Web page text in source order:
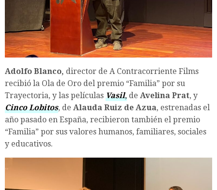
Adolfo Blanco, director de A Contracorriente Films
recibió la Ola de Oro del premio “Familia” por su
Trayectoria, y las películas Vasil, de Avelina Prat, y
Cinco Lobitos, de Alauda Ruiz de Azua, estrenadas el
año pasado en España, recibieron también el premio
“Familia” por sus valores humanos, familiares, sociales
y educativos.